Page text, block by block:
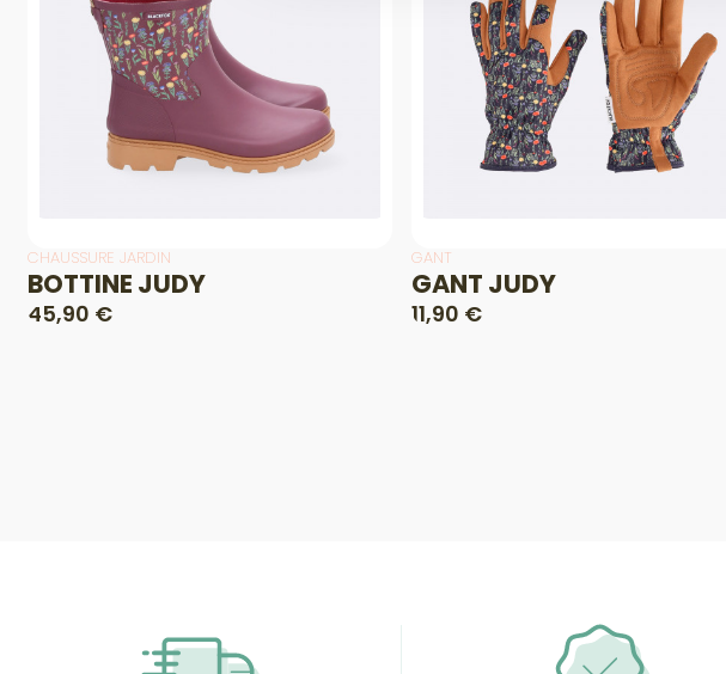
CHAUSSURE JARDIN
BOTTINE JUDY
45,90 €
GANT
GANT JUDY
11,90 €